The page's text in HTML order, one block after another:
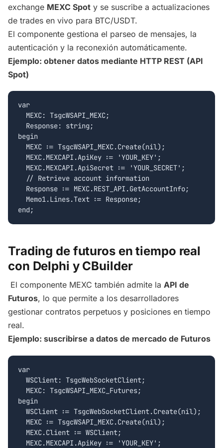
exchange MEXC Spot y se suscribe a actualizaciones
de trades en vivo para BTC/USDT.
El componente gestiona el parseo de mensajes, la
autenticación y la reconexión automáticamente.
Ejemplo: obtener datos mediante HTTP REST (API
Spot)
var
  MEXC: TsgcWSAPI_MEXC;
  Response: string;
begin
  MEXC := TsgcWSAPI_MEXC.Create(nil);
  MEXC.MEXCAPI.ApiKey := 'YOUR_KEY';
  MEXC.MEXCAPI.ApiSecret := 'YOUR_SECRET';
  // Retrieve account information
  Response := MEXC.REST_API.GetAccountInfo;
  Memo1.Lines.Text := Response;
Trading de futuros en tiempo real
con Delphi y CBuilder
El componente MEXC también admite la API de
Futuros, lo que permite a los desarrolladores
gestionar contratos perpetuos y posiciones en tiempo
real.
Ejemplo: suscribirse a datos de mercado de Futuros
var
  WSClient: TsgcWebSocketClient;
  MEXC: TsgcWSAPI_MEXC_Futures;
begin
  WSClient := TsgcWebSocketClient.Create(nil);
  MEXC := TsgcWSAPI_MEXC.Create(nil);
  MEXC.Client := WSClient;
  MEXC.MEXCAPI.ApiKey := 'YOUR_KEY';